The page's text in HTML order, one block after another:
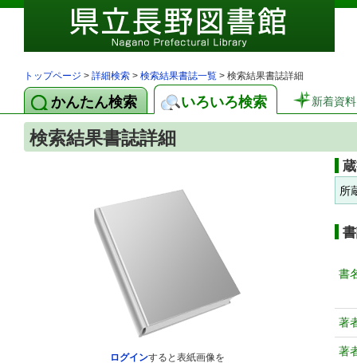
トップページ > 詳細検索 > 検索結果書誌一覧 > 検索結果書誌詳細
かんたん検索 いろいろ検索 新着資料
検索結果書誌詳細
ログインすると表紙画像を
所
書
著
著